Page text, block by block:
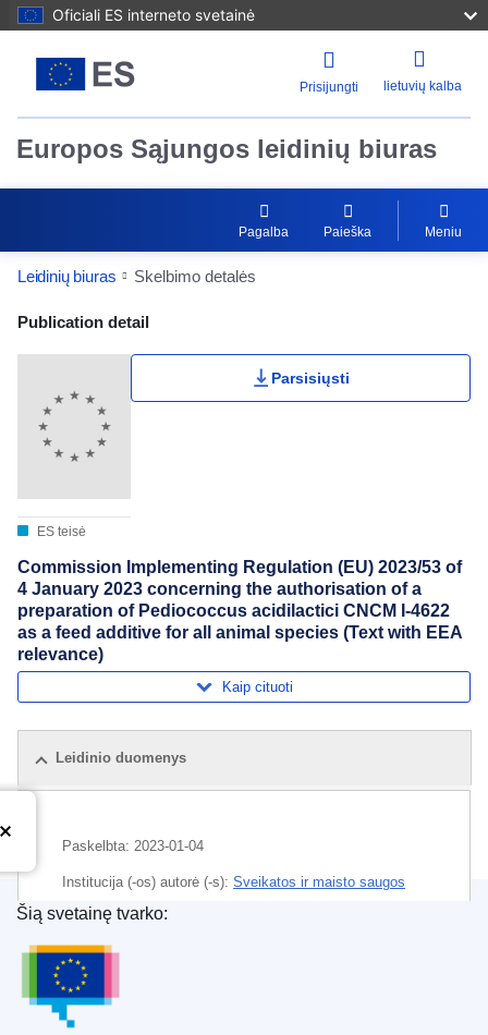
Oficiali ES interneto svetainė
Prisijungti lietuvių kalba
Europos Sąjungos leidinių biuras
Pagalba Paieška Meniu
Leidinių biuras Skelbimo detalės
Publication Detail Actions Portlet
Publication detail
ES teisė
Parsisiųsti
Commission Implementing Regulation (EU) 2023/53 of
4 January 2023 concerning the authorisation of a
preparation of Pediococcus acidilactici CNCM I-4622
as a feed additive for all animal species (Text with EEA
relevance)
Kaip cituoti
Leidinio duomenys
Paskelbta: 2023-01-04
Institucija (-os) autorė (-s): Sveikatos ir maisto saugos
generalinis direktoratas
Tema:
prekybai
Europos Sąjungos leidinių biuras
Šią svetainę tvarko: